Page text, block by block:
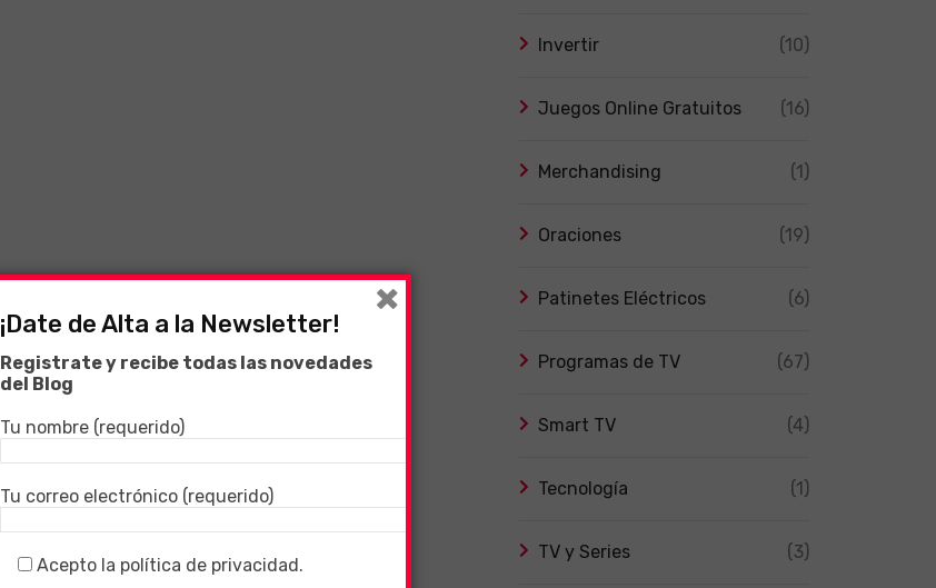
Invertir (10)
Juegos Online Gratuitos (16)
Merchandising (1)
Oraciones (19)
Patinetes Eléctricos (6)
Programas de TV (67)
Smart TV (4)
Tecnología (1)
TV y Series (3)
¡Date de Alta a la Newsletter!
Registrate y recibe todas las novedades
del Blog
Tu nombre (requerido)
Tu correo electrónico (requerido)
Acepto la política de privacidad.
×